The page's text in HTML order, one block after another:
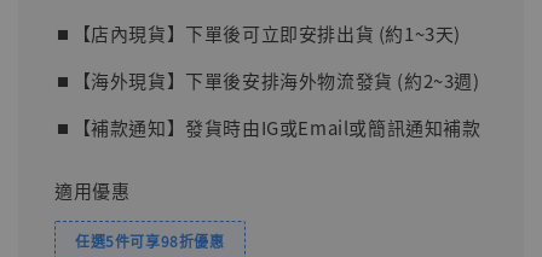
⏹︎【店內現貨】下單後可立即安排出貨 (約1~3天)
⏹︎【海外現貨】下單後安排海外物流發貨 (約2~3週)
⏹︎【補款通知】發貨時由IG或Email或簡訊通知補款
適用優惠
任選5件可享98折優惠